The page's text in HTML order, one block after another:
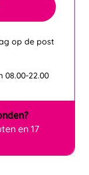
op de post
08.00-22.00
en 17